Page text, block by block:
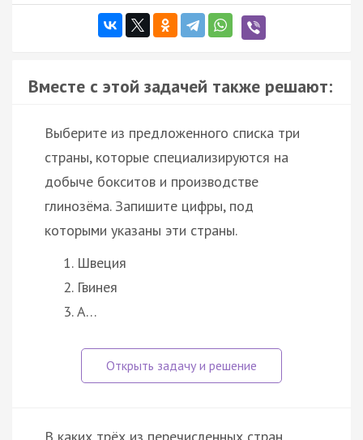
Вместе с этой задачей также решают:
Выберите из предложенного списка три
страны, которые специализируются на
добыче бокситов и производстве
глинозёма. Запишите цифры, под
которыми указаны эти страны.
Швеция
Гвинея
А…
В каких трёх из перечисленных стран